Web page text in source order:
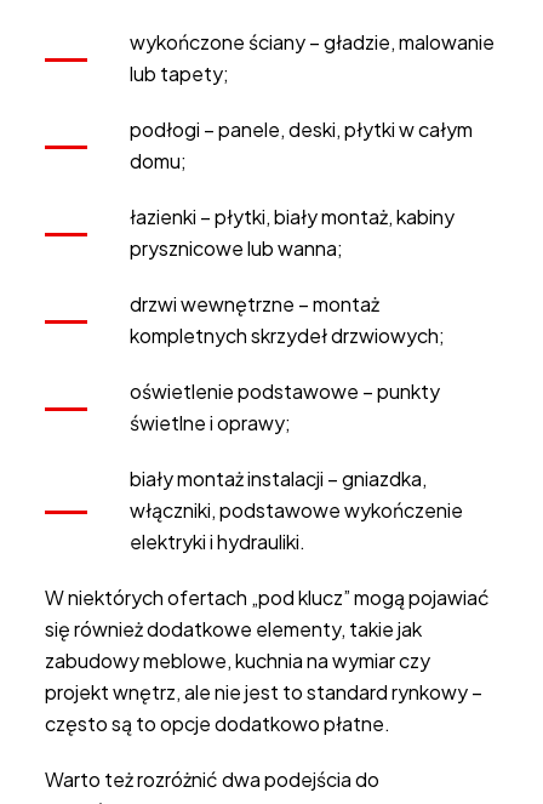
wykończone ściany – gładzie, malowanie
lub tapety;
podłogi – panele, deski, płytki w całym
domu;
łazienki – płytki, biały montaż, kabiny
prysznicowe lub wanna;
drzwi wewnętrzne – montaż
kompletnych skrzydeł drzwiowych;
oświetlenie podstawowe – punkty
świetlne i oprawy;
biały montaż instalacji – gniazdka,
włączniki, podstawowe wykończenie
elektryki i hydrauliki.
W niektórych ofertach „pod klucz” mogą pojawiać
się również dodatkowe elementy, takie jak
zabudowy meblowe, kuchnia na wymiar czy
projekt wnętrz, ale nie jest to standard rynkowy –
często są to opcje dodatkowo płatne.
Warto też rozróżnić dwa podejścia do